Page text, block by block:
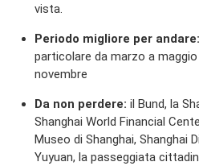
vista.
Periodo migliore per andare:
particolare da marzo a
novembre
Da non perdere: il Bund, la
Shanghai World Financial
Museo di Shanghai, Shanghai
Yuyuan, la passeggiata